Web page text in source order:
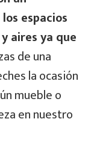
espacios
aires ya que
de una
la ocasión
mueble o
en nuestro